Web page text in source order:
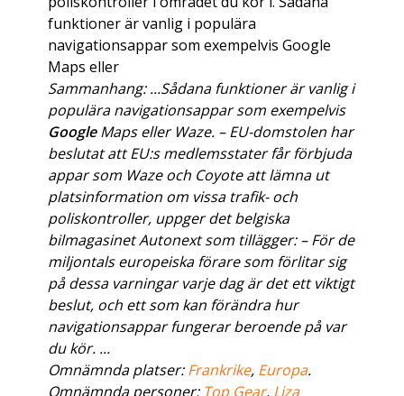
funktioner är vanlig i populära
navigationsappar som exempelvis Google
Maps eller
Sammanhang: ...Sådana funktioner är vanlig i
populära navigationsappar som exempelvis
GoogleMaps eller Waze. – EU-domstolen har
beslutat att EU:s medlemsstater får förbjuda
appar som Waze och Coyote att lämna ut
platsinformation om vissa trafik- och
poliskontroller, uppger det belgiska
bilmagasinet Autonext som tillägger: – För de
miljontals europeiska förare som förlitar sig
på dessa varningar varje dag är det ett viktigt
beslut, och ett som kan förändra hur
navigationsappar fungerar beroende på var
du kör. ...
Omnämnda platser:Frankrike, Europa.
Omnämnda personer: Top Gear, Liza